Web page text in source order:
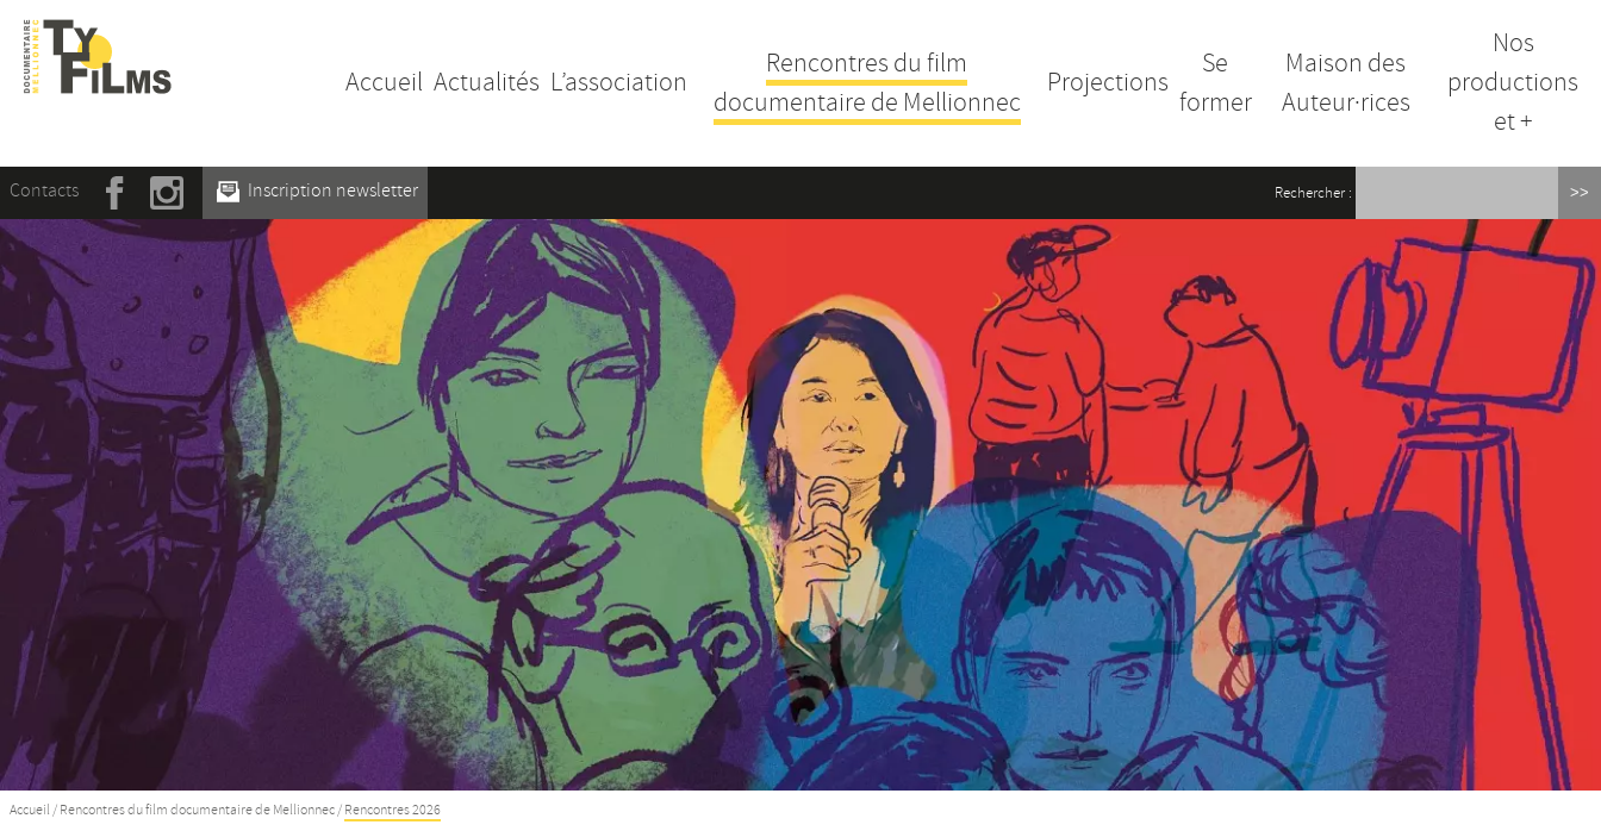
Accueil Actualités L’association
Rencontres du film
documentaire de Mellionnec
Projections
Se
former
Maison des
Auteur·rices
Nos
productions
et +
Contacts Inscription newsletter Rechercher :
Accueil / Rencontres du film documentaire de Mellionnec / Rencontres 2026